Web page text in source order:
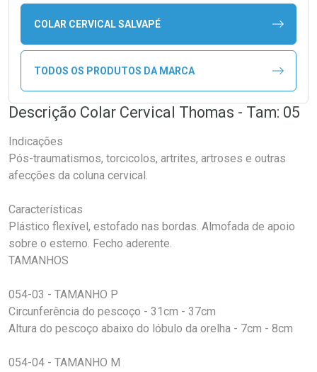
COLAR CERVICAL SALVAPÉ
TODOS OS PRODUTOS DA MARCA
Descrição Colar Cervical Thomas - Tam: 05
Indicações
Pós-traumatismos, torcicolos, artrites, artroses e outras
afecções da coluna cervical.
Características
Plástico flexível, estofado nas bordas. Almofada de apoio
sobre o esterno. Fecho aderente.
TAMANHOS
054-03 - TAMANHO P
Circunferência do pescoço - 31cm - 37cm
Altura do pescoço abaixo do lóbulo da orelha - 7cm - 8cm
054-04 - TAMANHO M